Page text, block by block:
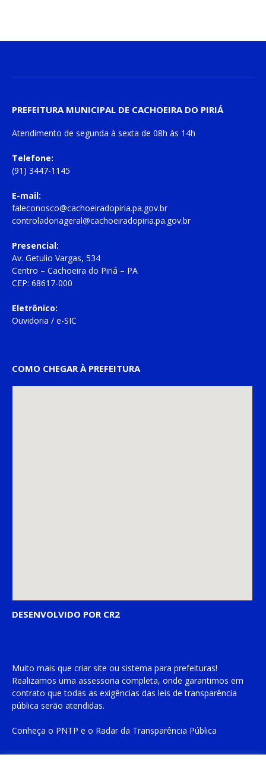
PREFEITURA MUNICIPAL DE CACHOEIRA DO PIRIÁ
Atendimento de segunda à sexta de 08h às 14h
Telefone:
(91) 3447-1145
E-mail:
faleconosco@cachoeiradopiria.pa.gov.br
controladoriageral@cachoeiradopiria.pa.gov.br
Presencial:
Av. Getulio Vargas, 534
Centro – Cachoeira do Piriá – PA
CEP: 68617-000
Eletrônico:
Ouvidoria / e-SIC
COMO CHEGAR À PREFEITURA
DESENVOLVIDO POR CR2
Muito mais que criar site ou sistema para prefeituras!
Realizamos uma assessoria completa, onde garantimos em
contrato que todas as exigências das leis de transparência
pública serão atendidas.
Conheça o PNTP e o Radar da Transparência Pública